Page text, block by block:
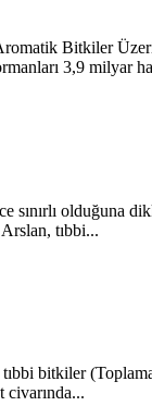
Bitkiler
3,9 milyar
sınırlı olduğuna
tıbbi...
bitkiler